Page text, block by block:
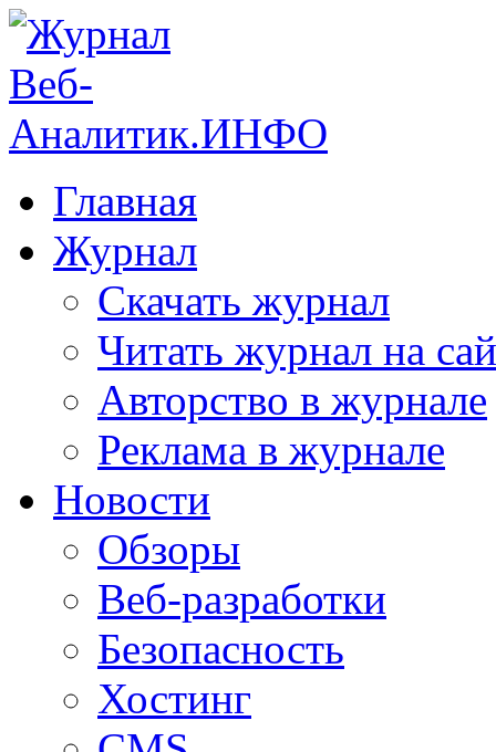
Главная
Журнал
Скачать журнал
Читать журнал на
Авторство в журнале
Реклама в журнале
Новости
Обзоры
Веб-разработки
Безопасность
Хостинг